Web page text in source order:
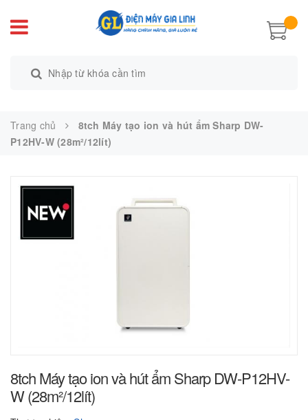
Trang chủ
8tch Máy tạo ion và hút ẩm Sharp DW-
P12HV-W (28m²/12lít)
8tch Máy tạo ion và hút ẩm Sharp DW-P12HV-
W (28m²/12lít)